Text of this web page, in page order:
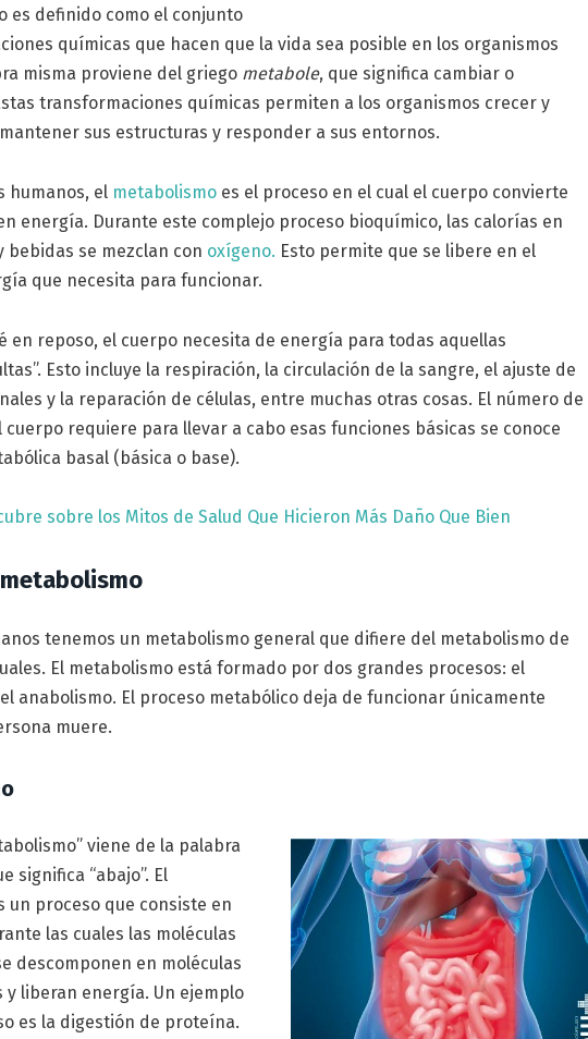
es definido como el conjunto
químicas que hacen que la vida sea posible en los organismos
misma proviene del griego metabole, que significa cambiar o
transformaciones químicas permiten a los organismos crecer y
sus estructuras y responder a sus entornos.
humanos, el metabolismo es el proceso en el cual el cuerpo convierte
energía. Durante este complejo proceso bioquímico, las calorías en
bebidas se mezclan con oxígeno. Esto permite que se libere en el
que necesita para funcionar.
en reposo, el cuerpo necesita de energía para todas aquellas
Esto incluye la respiración, la circulación de la sangre, el ajuste de
y la reparación de células, entre muchas otras cosas. El número de
cuerpo requiere para llevar a cabo esas funciones básicas se conoce
basal (básica o base).
sobre los Mitos de Salud Que Hicieron Más Daño Que Bien
tenemos un metabolismo general que difiere del metabolismo de
El metabolismo está formado por dos grandes procesos: el
anabolismo. El proceso metabólico deja de funcionar únicamente
muere.
viene de la palabra
significa “abajo”. El
un proceso que consiste en
las cuales las moléculas
descomponen en moléculas
y liberan energía. Un ejemplo
es la digestión de proteína.